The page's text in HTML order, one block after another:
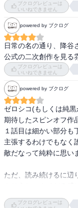
れにしても睡眠時間2
りばんこする毎日がい
ブクログレビューは
いいねできません
powered by ブクログ
日常の名の通り、降谷
公式の二次創作を見る
ブクログレビューは
いいねできません
powered by ブクログ
ゼロシコ(もしくは純
期待したスピンオフ作
１話目は細かい部分も
主張するわけでもなく
敵だなって純粋に思い
ただ、読み続けるに辺
コナンや毛利さんが
ブクログレビューは